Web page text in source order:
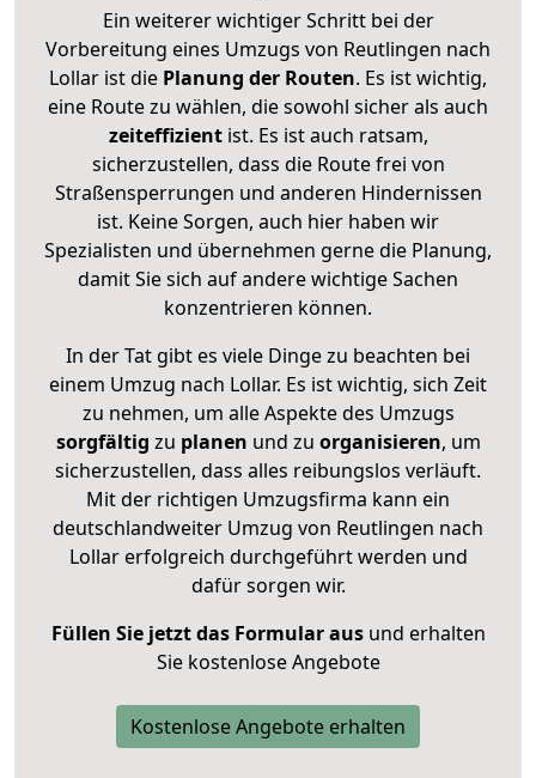
Ein weiterer wichtiger Schritt bei der
Vorbereitung eines Umzugs von Reutlingen nach
Lollar ist die Planung der Routen. Es ist wichtig,
eine Route zu wählen, die sowohl sicher als auch
zeiteffizientist. Es ist auch ratsam,
sicherzustellen, dass die Route frei von
Straßensperrungen und anderen Hindernissen
ist. Keine Sorgen, auch hier haben wir
Spezialisten und übernehmen gerne die Planung,
damit Sie sich auf andere wichtige Sachen
konzentrieren können.
In der Tat gibt es viele Dinge zu beachten bei
einem Umzug nach Lollar. Es ist wichtig, sich Zeit
zu nehmen, um alle Aspekte des Umzugs
sorgfältig zu planen und zu organisieren, um
sicherzustellen, dass alles reibungslos verläuft.
Mit der richtigen Umzugsfirma kann ein
deutschlandweiter Umzug von Reutlingen nach
Lollar erfolgreich durchgeführt werden und
dafür sorgen wir.
Füllen Sie jetzt das Formular ausund erhalten
Sie kostenlose Angebote
Kostenlose Angebote erhalten